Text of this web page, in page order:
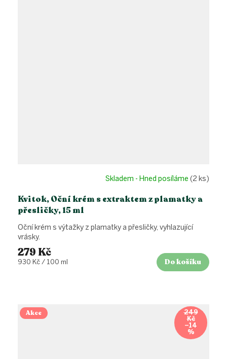
Kvitok, Oční krém s extraktem z plamatky a
přesličky, 15 ml
Skladem - Hned posíláme (2 ks)
279 Kč
Měrná
930 Kč / 100 ml Do košíku
Oční krém s výtažky z plamatky a přesličky, vyhlazující
vrásky.
Akce
249
Kč
–14
%